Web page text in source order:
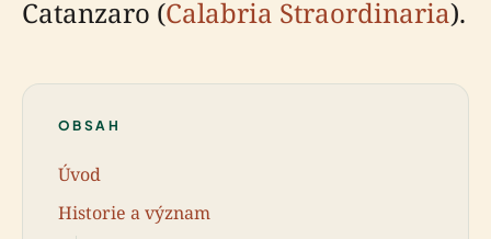
Catanzaro (Calabria Straordinaria).
OBSAH
Úvod
Historie a význam